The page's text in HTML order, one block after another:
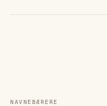
NAVNEBÆRERE